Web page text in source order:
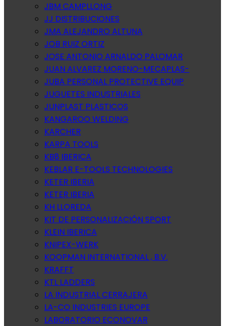
JBM CAMPLLONG
JJ DISTRIBUCIONES
JMA ALEJANDRO ALTUNA
JOB RUIZ ORTIZ
JOSE ANTONIO ARNALDO PALOMAR
JUAN ALVAREZ MORENO-MECAPLAS-
JUBA PERSONAL PROTECTIVE EQUIP
JUGUETES INDUSTRIALES
JUNPLAST PLASTICOS
KANGAROO WELDING
KARCHER
KARPA TOOLS
KB8 IBERICA
KEBLAR E-TOOLS TECHNOLOGIES
KETER IBERIA
KETER IBERIA
KH LLOREDA
KIT DE PERSONALIZACIÓN SPORT
KLEIN IBERICA
KNIPEX-WERK
KOOPMAN INTERNATIONAL , B.V.
KRAFFT
KTL LADDERS
LA INDUSTRIAL CERRAJERA
LA-CO INDUSTRIES EUROPE
LABORATORIO ECONOVAR